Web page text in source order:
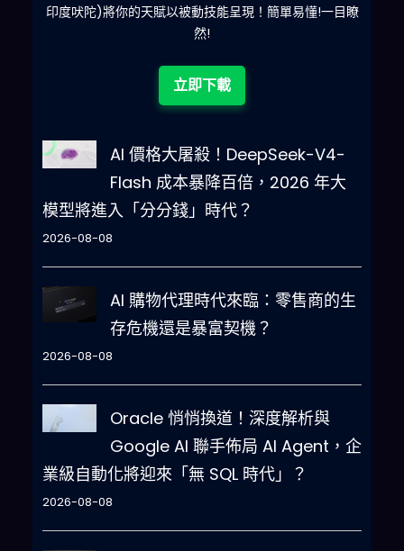
立即下載
AI 價格大屠殺！DeepSeek-V4-
Flash 成本暴降百倍，2026 年大
模型將進入「分分錢」時代？
2026-08-08
AI 購物代理時代來臨：零售商的生
存危機還是暴富契機？
2026-08-08
Oracle 悄悄換道！深度解析與
Google AI 聯手佈局 AI Agent，企
業級自動化將迎來「無 SQL 時代」？
2026-08-08